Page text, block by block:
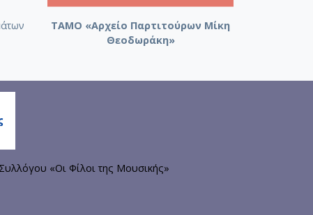
ΤΑΜΟ «Αρχείο Παρτιτούρων Μίκη
Θεοδωράκη»
«Οι Φίλοι της Μουσικής»